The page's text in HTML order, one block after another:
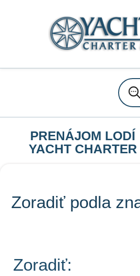
PRENÁJOM LODÍ
YACHT CHARTER
Zoradiť podla
Zoradiť: